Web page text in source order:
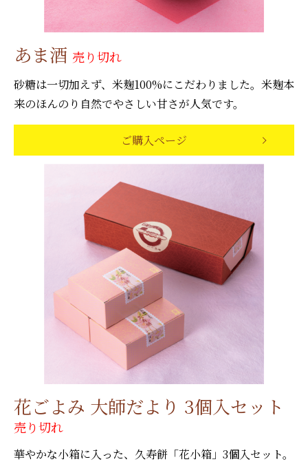
あま酒 売り切れ
砂糖は一切加えず、米麹100%にこだわりました。米麹本
来のほんのり自然でやさしい甘さが人気です。
ご購入ページ
花ごよみ 大師だより 3個入セット
売り切れ
華やかな小箱に入った、久寿餅「花小箱」3個入セット。